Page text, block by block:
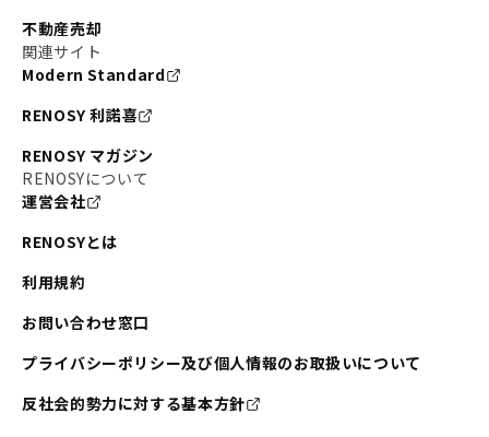
不動産売却
関連サイト
Modern Standard
RENOSY 利諾喜
RENOSY マガジン
RENOSYについて
運営会社
RENOSYとは
利用規約
お問い合わせ窓口
プライバシーポリシー及び個人情報のお取扱いについて
反社会的勢力に対する基本方針